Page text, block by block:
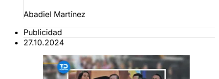
Abadiel Martínez
Publicidad
27.10.2024